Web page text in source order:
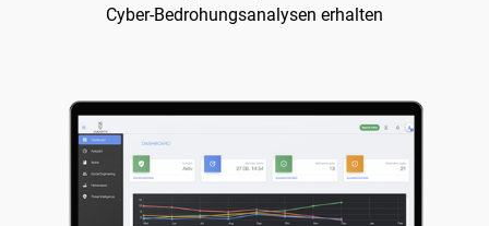
Cyber-Bedrohungsanalysen erhalten